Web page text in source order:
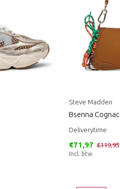
Steve Madden
Bsenna Cognac
Deliverytime
€71,97 €119,95
Incl. btw